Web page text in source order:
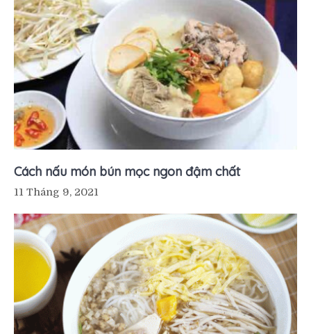
Cách nấu món bún mọc ngon đậm chất
11 Tháng 9, 2021